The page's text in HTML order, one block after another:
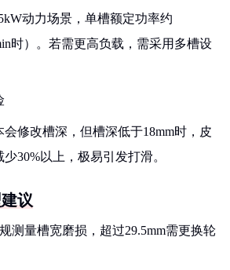
动力场景，单槽额定功率约
时）。若需更高负载，需采用多槽设
修改槽深，但槽深低于18mm时，皮
30%以上，极易引发打滑。
议
测量槽宽磨损，超过29.5mm需更换轮